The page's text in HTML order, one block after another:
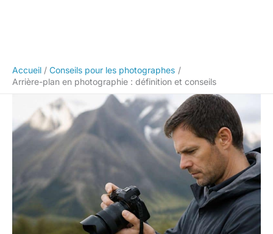
Accueil
Conseils pour les photographes
Arrière-plan en photographie : définition et conseils